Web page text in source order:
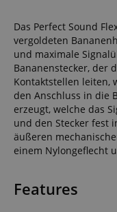
Das Perfect Sound
vergoldeten
und maximale
Bananenstecker, der
Kontaktstellen leiten,
den Anschluss in die
erzeugt, welche das
und den Stecker fest
äußeren
einem Nylongeflecht
Features